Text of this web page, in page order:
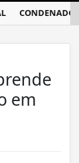
CONDENADO
em